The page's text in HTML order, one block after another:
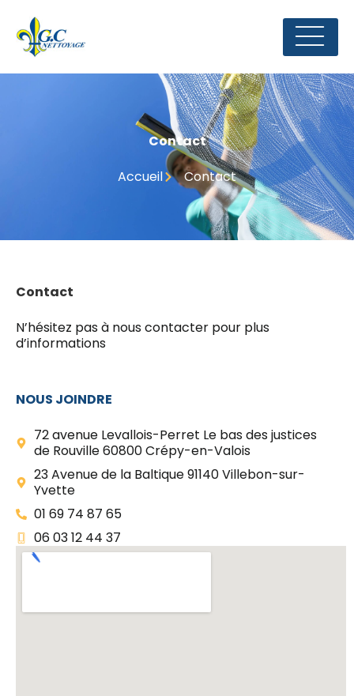
Contact
Accueil
Contact
Contact
N’hésitez pas à nous contacter pour plus
d’informations
NOUS JOINDRE
72 avenue Levallois-Perret Le bas des justices
de Rouville 60800 Crépy-en-Valois
23 Avenue de la Baltique 91140 Villebon-sur-
Yvette
01 69 74 87 65
06 03 12 44 37